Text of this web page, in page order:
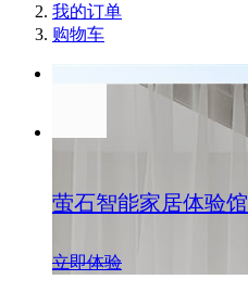
我的订单
购物车
萤石智能家居体验馆
立即体验